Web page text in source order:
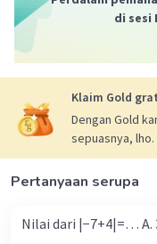
di sesi
Klaim Gold
Dengan Gold
sepuasnya, lho.
Pertanyaan serupa